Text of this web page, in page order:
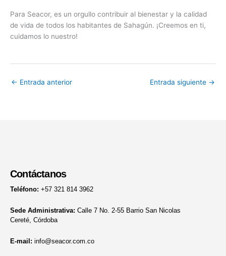
Para Seacor, es un orgullo contribuir al bienestar y la calidad
de vida de todos los habitantes de Sahagún. ¡Creemos en ti,
cuidamos lo nuestro!
← Entrada anterior Entrada siguiente →
Contáctanos
Teléfono: +57 321 814 3962
Sede Administrativa: Calle 7 No. 2-55 Barrio San Nicolas
Cereté, Córdoba
E-mail: info@seacor.com.co